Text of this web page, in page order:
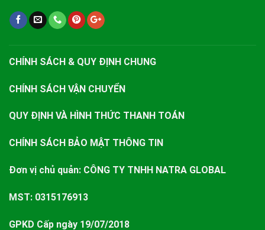
CHÍNH SÁCH & QUY ĐỊNH CHUNG
CHÍNH SÁCH VẬN CHUYỂN
QUY ĐỊNH VÀ HÌNH THỨC THANH TOÁN
CHÍNH SÁCH BẢO MẬT THÔNG TIN
Đơn vị chủ quản: CÔNG TY TNHH NATRA GLOBAL
MST: 0315176913
GPKD Cấp ngày 19/07/2018